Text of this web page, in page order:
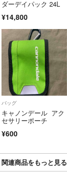
ダーデイパック 24L
¥14,800
バッグ
キャノンデール アク
セサリーポーチ
¥600
関連商品をもっと見る